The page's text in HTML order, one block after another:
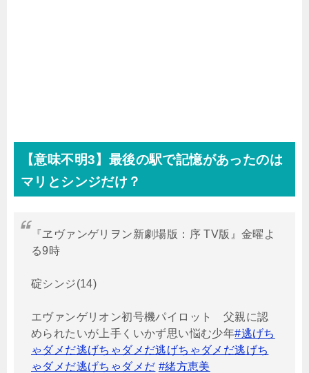
【意味不明3】最後の駅で記憶があったのは
マリとシンジだけ？
『ヱヴァンゲリヲン新劇場版：序 TV版』金曜よ
る9時
碇シンジ(14)
エヴァンゲリオン初号機パイロット 父親に認
められたいが上手くいかず思い悩む少年#逃げち
ゃダメだ逃げちゃダメだ逃げちゃダメだ逃げち
ゃダメだ逃げちゃダメだ #緒方恵美